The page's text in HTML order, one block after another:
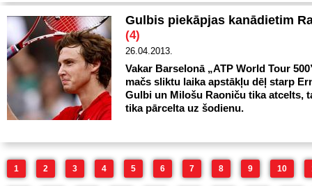
Gulbis piekāpjas kanādietim
(4)
26.04.2013.
Vakar Barselonā „ATP World Tour
mačs sliktu laika apstākļu dēļ starp
Gulbi un Milošu Raoniču tika atcelts,
tika pārcelta uz šodienu.
1 2 3 4 5 6 7 8 9 10